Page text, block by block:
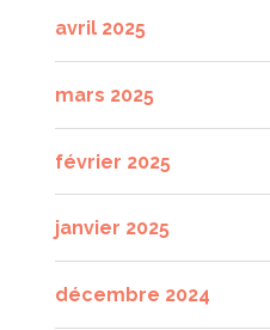
avril 2025
mars 2025
février 2025
janvier 2025
décembre 2024